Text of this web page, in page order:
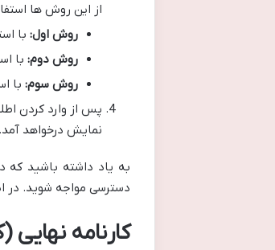
از این روش ها
روش اول: با
روش دوم: با
روش سوم: با
پس از وارد کردن
نمایش درخواهد آمد.
به یاد داشته باشید که
دسترسی مواجه شوید. در
کارنامه نهایی